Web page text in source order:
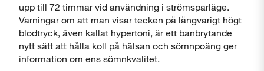
upp till 72 timmar vid användning i strömsparläge.
Varningar om att man visar tecken på långvarigt högt
blodtryck, även kallat hypertoni, är ett banbrytande
nytt sätt att hålla koll på hälsan och sömnpoäng ger
information om ens sömnkvalitet.